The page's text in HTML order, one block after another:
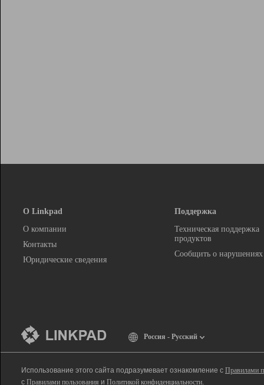
О Linkpad
О компании
Контакты
Юридические сведения
Поддержка
Техническая поддержка
продуктов
Сообщить о нарушениях
Россия - Русский
Использование этого сайта подразумевает ознакомление с Правилами
с Правилами пользования и Политикой конфиденциальности.